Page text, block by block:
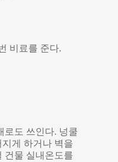
비료를 준다.
로도 쓰인다. 넝쿨
게 하거나 벽을
건물 실내온도를